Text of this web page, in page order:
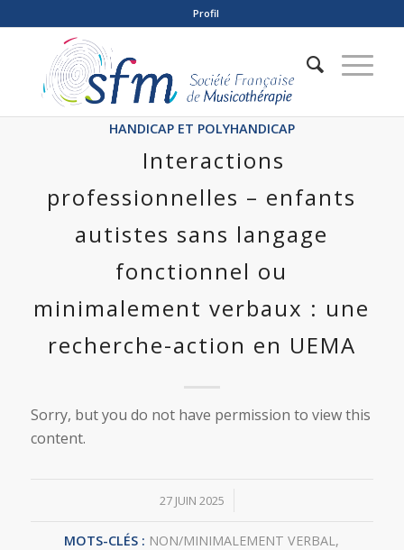
Profil
HANDICAP ET POLYHANDICAP
Interactions
professionnelles – enfants
autistes sans langage
fonctionnel ou
minimalement verbaux : une
recherche-action en UEMA
Sorry, but you do not have permission to view this
content.
27 JUIN 2025
/
MOTS-CLÉS : NON/MINIMALEMENT VERBAL,